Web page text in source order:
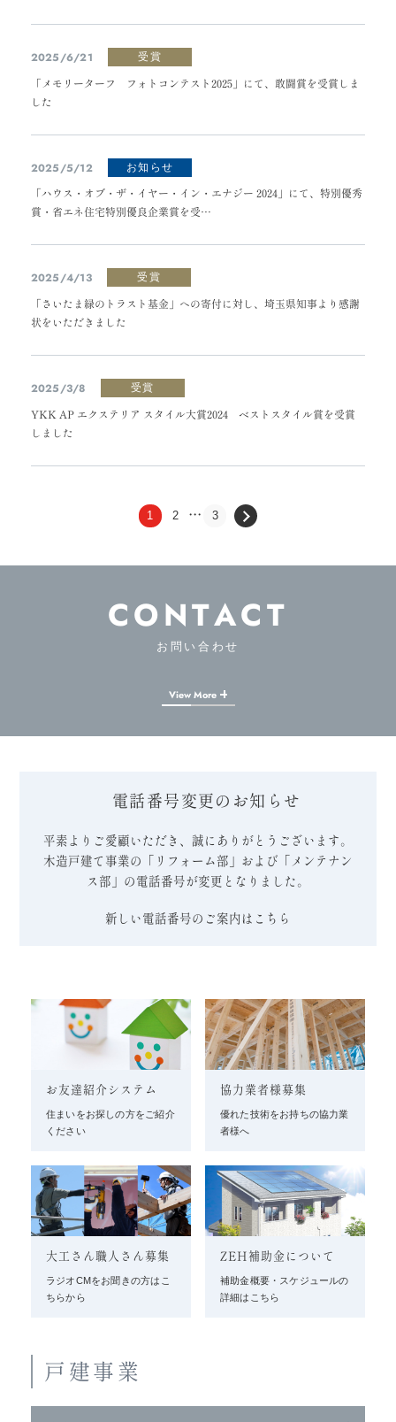
2025/6/21 受賞
「メモリーターフ フォトコンテスト2025」にて、敢闘賞を受賞しま
した
2025/5/12 お知らせ
「ハウス・オブ・ザ・イヤー・イン・エナジー 2024」にて、特別優秀
賞・省エネ住宅特別優良企業賞を受…
2025/4/13 受賞
「さいたま緑のトラスト基金」への寄付に対し、埼玉県知事より感謝
状をいただきました
2025/3/8 受賞
YKK AP エクステリア スタイル大賞2024 ベストスタイル賞を受賞
しました
1 2 3
CONTACT
お問い合わせ
View More
電話番号変更のお知らせ
平素よりご愛顧いただき、誠にありがとうございます。
木造戸建て事業の「リフォーム部」および「メンテナン
ス部」の電話番号が変更となりました。
新しい電話番号のご案内はこちら
お友達紹介システム
住まいをお探しの方をご紹介
ください
協力業者様募集
優れた技術をお持ちの協力業
者様へ
大工さん職人さん募集
ラジオCMをお聞きの方はこ
ちらから
ZEH補助金について
補助金概要・スケジュールの
詳細はこちら
戸建事業